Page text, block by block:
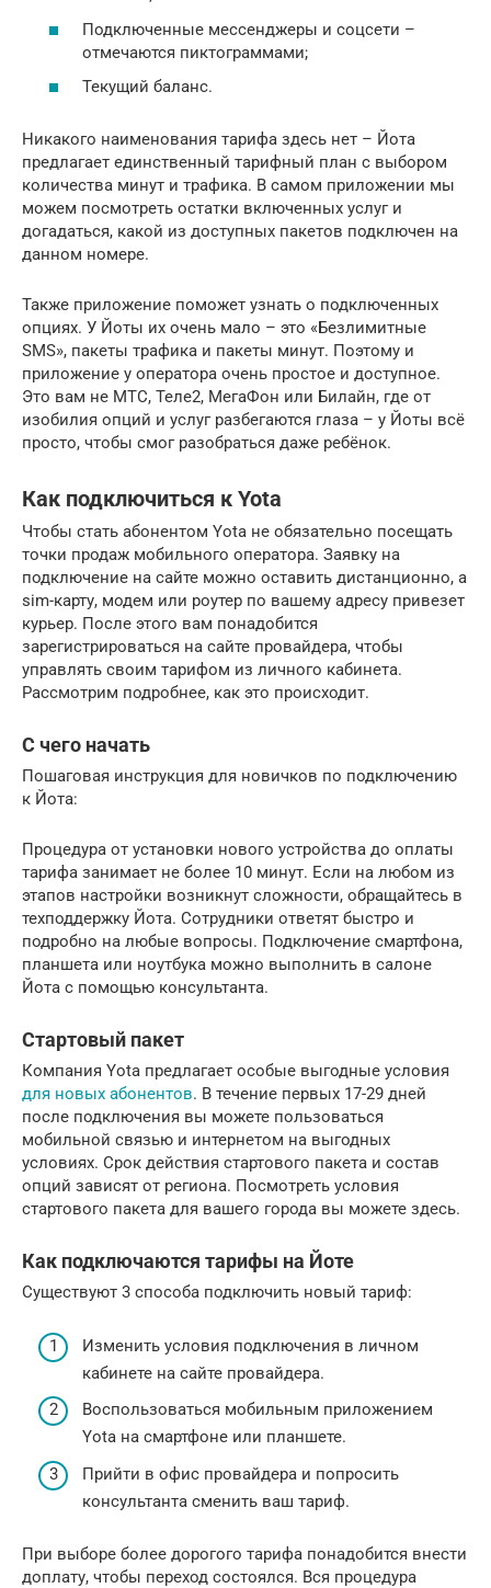
Подключенные мессенджеры и соцсети –
отмечаются пиктограммами;
Текущий баланс.
Никакого наименования тарифа здесь нет – Йота
предлагает единственный тарифный план с выбором
количества минут и трафика. В самом приложении мы
можем посмотреть остатки включенных услуг и
догадаться, какой из доступных пакетов подключен на
данном номере.
Также приложение поможет узнать о подключенных
опциях. У Йоты их очень мало – это «Безлимитные
SMS», пакеты трафика и пакеты минут. Поэтому и
приложение у оператора очень простое и доступное.
Это вам не МТС, Теле2, МегаФон или Билайн, где от
изобилия опций и услуг разбегаются глаза – у Йоты всё
просто, чтобы смог разобраться даже ребёнок.
Как подключиться к Yota
Чтобы стать абонентом Yota не обязательно посещать
точки продаж мобильного оператора. Заявку на
подключение на сайте можно оставить дистанционно, а
sim-карту, модем или роутер по вашему адресу привезет
курьер. После этого вам понадобится
зарегистрироваться на сайте провайдера, чтобы
управлять своим тарифом из личного кабинета.
Рассмотрим подробнее, как это происходит.
С чего начать
Пошаговая инструкция для новичков по подключению
к Йота:
Процедура от установки нового устройства до оплаты
тарифа занимает не более 10 минут. Если на любом из
этапов настройки возникнут сложности, обращайтесь в
техподдержку Йота. Сотрудники ответят быстро и
подробно на любые вопросы. Подключение смартфона,
планшета или ноутбука можно выполнить в салоне
Йота с помощью консультанта.
Стартовый пакет
Компания Yota предлагает особые выгодные условия
для новых абонентов. В течение первых 17-29 дней
после подключения вы можете пользоваться
мобильной связью и интернетом на выгодных
условиях. Срок действия стартового пакета и состав
опций зависят от региона. Посмотреть условия
стартового пакета для вашего города вы можете здесь.
Как подключаются тарифы на Йоте
Существуют 3 способа подключить новый тариф:
Изменить условия подключения в личном
кабинете на сайте провайдера.
Воспользоваться мобильным приложением
Yota на смартфоне или планшете.
Прийти в офис провайдера и попросить
консультанта сменить ваш тариф.
При выборе более дорогого тарифа понадобится внести
доплату, чтобы переход состоялся. Вся процедура